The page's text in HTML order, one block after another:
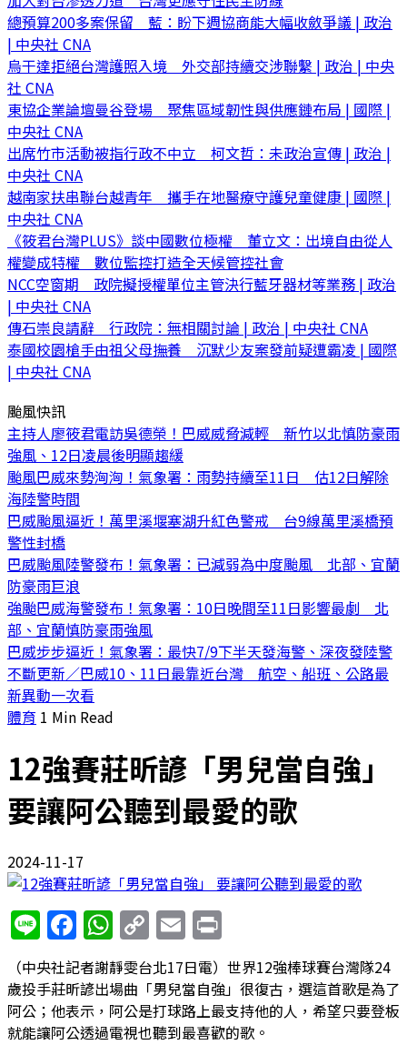
總預算200多案保留 藍：盼下週協商能大幅收斂爭議 | 政治
| 中央社 CNA
烏干達拒絕台灣護照入境 外交部持續交涉聯繫 | 政治 | 中央
社 CNA
東協企業論壇曼谷登場 聚焦區域韌性與供應鏈布局 | 國際 |
中央社 CNA
出席竹市活動被指行政不中立 柯文哲：未政治宣傳 | 政治 |
中央社 CNA
越南家扶串聯台越青年 攜手在地醫療守護兒童健康 | 國際 |
中央社 CNA
《筱君台灣PLUS》談中國數位極權 董立文：出境自由從人
權變成特權 數位監控打造全天候管控社會
NCC空窗期 政院擬授權單位主管決行藍牙器材等業務 | 政治
| 中央社 CNA
傳石崇良請辭 行政院：無相關討論 | 政治 | 中央社 CNA
泰國校園槍手由祖父母撫養 沉默少友案發前疑遭霸凌 | 國際
| 中央社 CNA
颱風快訊
主持人廖筱君電訪吳德榮！巴威威脅減輕 新竹以北慎防豪雨
強風、12日凌晨後明顯趨緩
颱風巴威來勢洶洶！氣象署：雨勢持續至11日 估12日解除
海陸警時間
巴威颱風逼近！萬里溪堰塞湖升紅色警戒 台9線萬里溪橋預
警性封橋
巴威颱風陸警發布！氣象署：已減弱為中度颱風 北部、宜蘭
防豪雨巨浪
強颱巴威海警發布！氣象署：10日晚間至11日影響最劇 北
部、宜蘭慎防豪雨強風
巴威步步逼近！氣象署：最快7/9下半天發海警、深夜發陸警
不斷更新／巴威10、11日最靠近台灣 航空、船班、公路最
新異動一次看
體育 1 Min Read
12強賽莊昕諺「男兒當自強」
要讓阿公聽到最愛的歌
2024-11-17
LineFacebook
WhatsApp
Copy
Link
Email
（中央社記者謝靜雯台北17日電）世界12強棒球賽台灣隊24
歲投手莊昕諺出場曲「男兒當自強」很復古，選這首歌是為了
阿公；他表示，阿公是打球路上最支持他的人，希望只要登板
就能讓阿公透過電視也聽到最喜歡的歌。